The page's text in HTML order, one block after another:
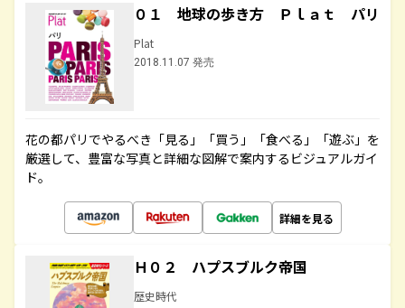
０１ 地球の歩き方 Ｐｌａｔ パリ
Plat
2018.11.07 発売
花の都パリでやるべき「見る」「買う」「食べる」「遊ぶ」を
厳選して、豊富な写真と詳細な図解で案内するビジュアルガイ
ド。
詳細を見る
Ｈ０２ ハプスブルク帝国
歴史時代